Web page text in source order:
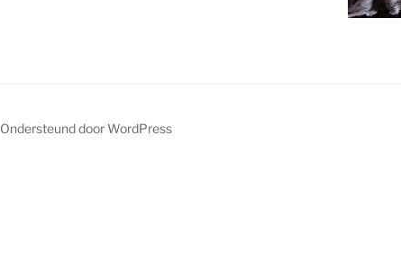
Ondersteund door WordPress